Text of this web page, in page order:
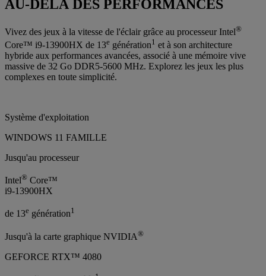
AU-DELÀ DES PERFORMANCES
Vivez des jeux à la vitesse de l'éclair grâce au processeur Intel®
Core™ i9-13900HX de 13e génération1 et à son architecture
hybride aux performances avancées, associé à une mémoire vive
massive de 32 Go DDR5-5600 MHz. Explorez les jeux les plus
complexes en toute simplicité.
Système d'exploitation
WINDOWS 11 FAMILLE
Jusqu'au processeur
Intel® Core™
i9-13900HX
de 13e génération1
Jusqu'à la carte graphique NVIDIA®
GEFORCE RTX™ 4080